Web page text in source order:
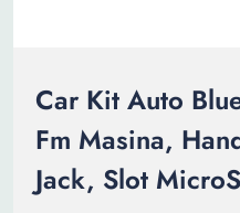
Car Kit Auto
Fm Masina,
Jack, Slot